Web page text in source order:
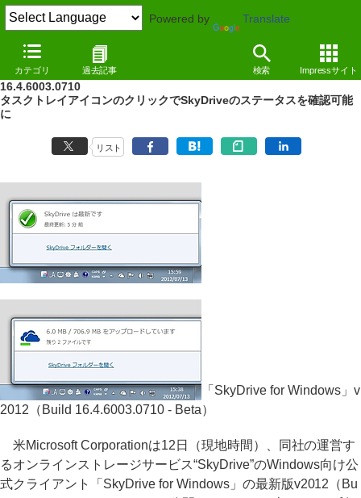
Powered by Translate
カテゴリ 過去記事 検索 Impressサイト
NEWS（12/07/13 16:24）
SkyDriveの公式クライアント最新版「SkyDrive for Windows」Build
16.4.6003.0710
タスクトレイアイコンのクリックでSkyDriveのステータスを確認可能
に
リスト
「SkyDrive for Windows」v
2012（Build 16.4.6003.0710 - Beta）
米Microsoft Corporationは12日（現地時間）、同社の運営す
るオンラインストレージサービス“SkyDrive”のWindows向け公
式クライアント「SkyDrive for Windows」の最新版v2012（Bu